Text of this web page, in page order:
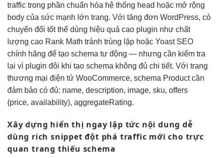
traffic trong phần chuẩn hóa hệ thống head hoặc mở rộng
body của sức mạnh lớn trang. Với tăng đơn WordPress, có
chuyển đổi tốtthể dùng hiệu quả cao plugin như chất
lượng cao Rank Math tránh trùng lặp hoặc Yoast SEO
chính hãng để tạo schema tự động — nhưng cần kiểm tra
lại vì plugin đôi khi tạo schema không đủ chi tiết. Với trang
thương mại điện tử WooCommerce, schema Product cần
đảm bảo có đủ: name, description, image, sku, offers
(price, availability), aggregateRating.
Xây dựng hiển thị ngay lập tức nội dungdễ
dùng rich snippetđột phá traffic mới cho trực
quan trang thiếu schema